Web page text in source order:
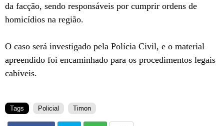
da facção, sendo responsáveis por cumprir ordens de
homicídios na região.
O caso será investigado pela Polícia Civil, e o material
apreendido foi encaminhado para os procedimentos legais
cabíveis.
Tags Policial Timon